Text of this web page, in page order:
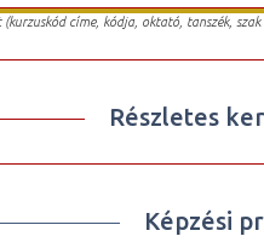
címe, kódja, oktató, tanszék,
Részletes
Képzési